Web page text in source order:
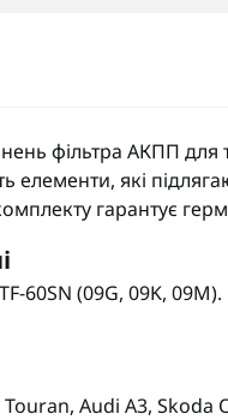
фільтра АКПП для
елементи, які
гарантує
60SN (09G, 09K, 09M).
Audi A3, Skoda